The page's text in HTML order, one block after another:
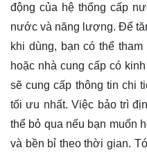
động của hệ thống cấp
nước và năng lượng. Để
khi dùng, bạn có thể
hoặc nhà cung cấp có
sẽ cung cấp thông tin chi
tối ưu nhất. Việc bảo trì
thể bỏ qua nếu bạn muốn
và bền bỉ theo thời gian.